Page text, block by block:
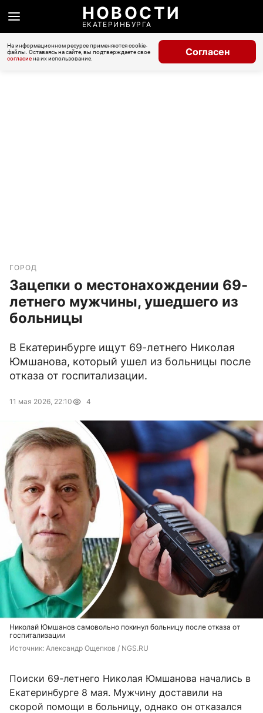
НОВОСТИ
ЕКАТЕРИНБУРГА
На информационном ресурсе применяются cookie-
файлы. Оставаясь на сайте, вы подтверждаете свое
согласиена их использование.
Согласен
ГОРОД
Зацепки о местонахождении 69-
летнего мужчины, ушедшего из
больницы
В Екатеринбурге ищут 69-летнего Николая
Юмшанова, который ушел из больницы после
отказа от госпитализации.
11 мая 2026, 22:10 4
Николай Юмшанов самовольно покинул больницу после отказа от
госпитализации
Источник: Александр Ощепков / NGS.RU
Поиски 69-летнего Николая Юмшанова начались в
Екатеринбурге 8 мая. Мужчину доставили на
скорой помощи в больницу, однако он отказался